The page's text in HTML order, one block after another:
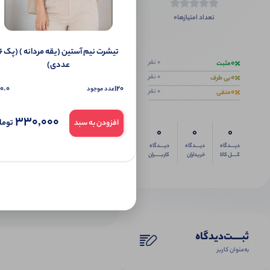
تعداد امتیازها0
0مثبت 0 نفر
0بی طرف 0 نفر
0منفی 0 نفر
0
دیــــدگاه
کــــل کالا
0
دیــــدگاه
خریداران
0
دیــــدگاه
کاربـــــران
ثبـــــت‌دیدگاه
به‌عنوان کاربر
تیشرت نیم
عددی)
120عدد موجود 0.0
افزودن به سبد 330,000